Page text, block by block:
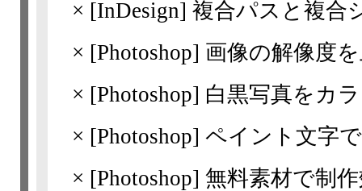
× [InDesign] 複合パスと複合
× [Photoshop] 画像の解像度
× [Photoshop] 白黒写真をカ
× [Photoshop] ペイント文字
× [Photoshop] 無料素材で制